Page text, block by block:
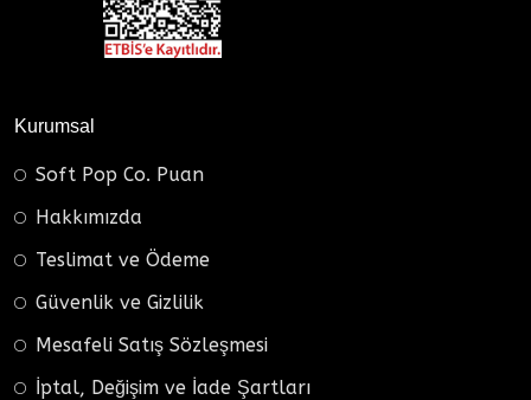
Kurumsal
Soft Pop Co. Puan
Hakkımızda
Teslimat ve Ödeme
Güvenlik ve Gizlilik
Mesafeli Satış Sözleşmesi
İptal, Değişim ve İade Şartları